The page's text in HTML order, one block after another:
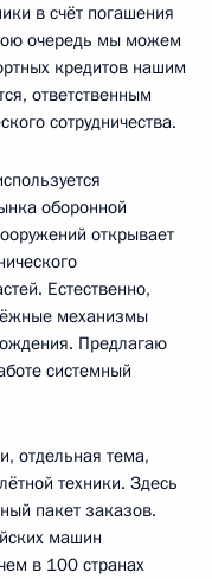
в счёт погашения
очередь мы можем
кредитов нашим
ответственным
сотрудничества.
оборонной
открывает
Естественно,
механизмы
Предлагаю
системный
отдельная тема,
техники. Здесь
пакет заказов.
машин
в 100 странах